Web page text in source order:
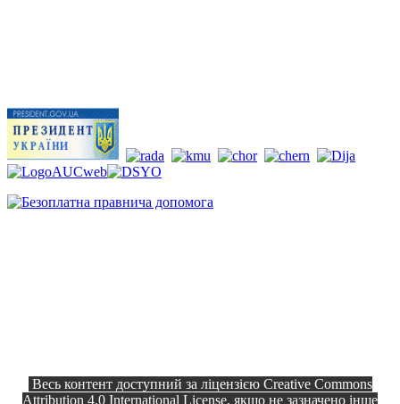
Весь контент доступний за ліцензією Creative Commons
Attribution 4.0 International License, якщо не зазначено інше